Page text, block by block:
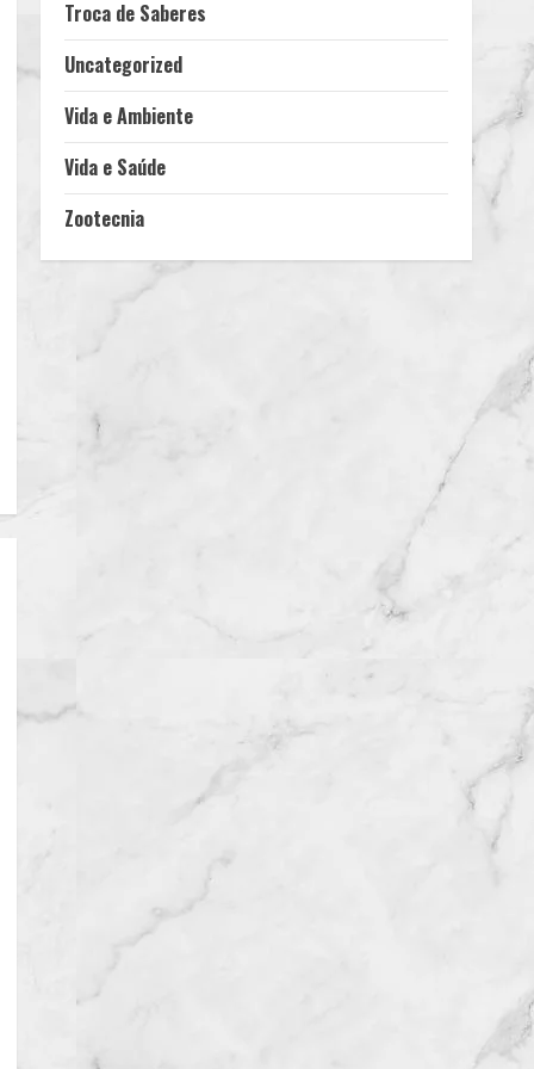
Troca de Saberes
Uncategorized
Vida e Ambiente
Vida e Saúde
Zootecnia